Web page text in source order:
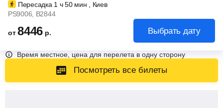
Пересадка 1 ч50 мин , Киев
PS9006 , B2844
от8446 р. Выбрать дату
Время местное, цена для перелета в одну сторону
Посмотреть все билеты